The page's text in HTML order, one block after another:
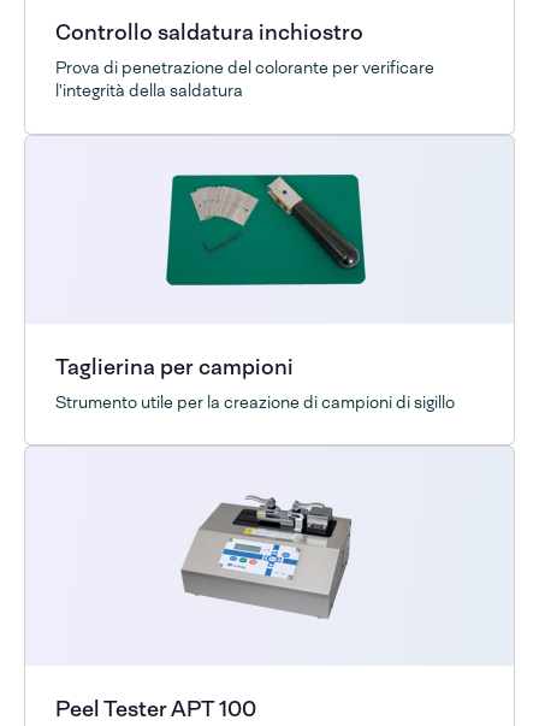
Controllo saldatura inchiostro
Prova di penetrazione del colorante per verificare
l'integrità della saldatura
Taglierina per campioni
Strumento utile per la creazione di campioni di sigillo
Peel Tester APT 100